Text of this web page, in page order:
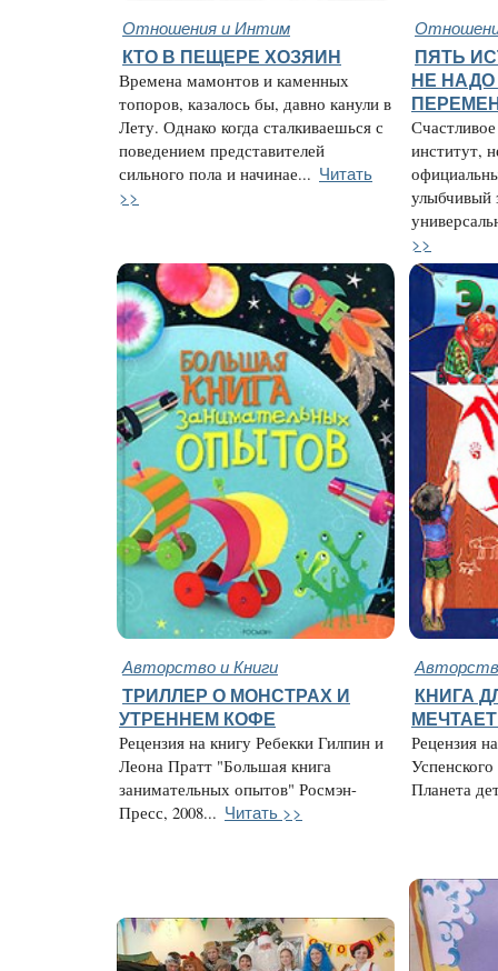
Отношения и Интим
КТО В ПЕЩЕРЕ ХОЗЯИН
Времена мамонтов и каменных
топоров, казалось бы, давно канули в
Лету. Однако когда сталкиваешься с
поведением представителей
сильного пола и начинае... Читать
>>
ПЯТЬ
НЕ
институт,
улыбчивый
>>
Авторство и Книги
ТРИЛЛЕР О МОНСТРАХ И
УТРЕННЕМ КОФЕ
Рецензия на книгу Ребекки Гилпин и
Леона Пратт "Большая книга
занимательных опытов" Росмэн-
Пресс, 2008... Читать >>
КНИГА
Рецензия
Планета